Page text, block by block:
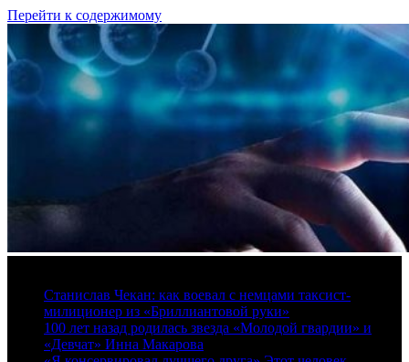
Перейти к содержимому
Станислав Чекан: как воевал с немцами таксист-
милиционер из «Бриллиантовой руки»
100 лет назад родилась звезда «Молодой гвардии» и
«Девчат» Инна Макарова